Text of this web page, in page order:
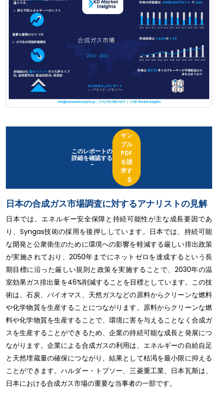
このレポートの
詳細を確認する
-
サン
プル
PDF
を請
求す
る
日本の合成ガス市場調査に対するアナリストの見解
日本では、エネルギー安全保障と持続可能性が主な成長要因であ
り、Syngas技術の採用を後押ししています。日本では、持続可能
な開発と公衆衛生のために環境への影響を軽減する厳しい排出政策
が実施されており、2050年までにネットゼロを達成するという長
期目標に沿った厳しい規則と政策を実施することで、2030年の温
室効果ガス排出量を46%削減することを目標としています。この技
術は、石炭、バイオマス、天然ガスなどの原料からクリーンな燃料
や化学物質を生産することにつながります。原料からクリーンな燃
料や化学物質を生産することで、環境に害を与えることなく合成ガ
スを生産することができるため、企業の持続可能な成長と発展につ
ながります。企業による合成ガスの利用は、エネルギーの自給自足
と天然埋蔵量の確保につながり、結果として枯渇を最小限に抑える
ことができます。ハルダー・トプソー、三菱重工業、日本瓦斯は、
日本における合成ガス市場の重要な当事者の一部です。